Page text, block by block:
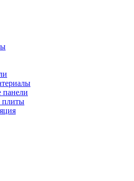
панели
плиты